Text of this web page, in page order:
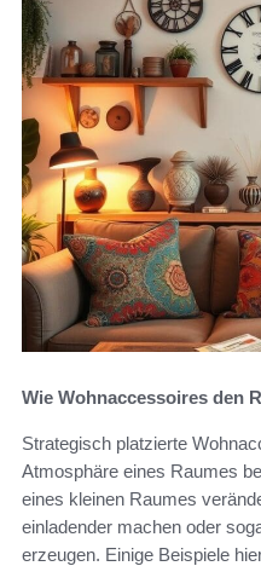
Wie Wohnaccessoires den
Strategisch platzierte
Atmosphäre eines Raumes
eines kleinen Raumes
einladender machen oder
erzeugen. Einige Beispiele